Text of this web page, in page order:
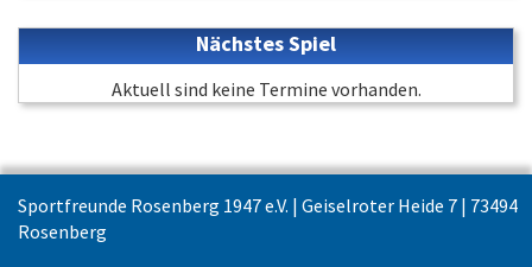
Nächstes Spiel
Aktuell sind keine Termine vorhanden.
Sportfreunde Rosenberg 1947 e.V. | Geiselroter Heide 7 | 73494
Rosenberg